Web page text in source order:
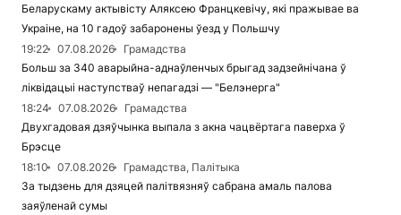
Беларускаму актывісту Аляксею Францкевічу, які пражывае ва
Украіне, на 10 гадоў забаронены ўезд у Польшчу
19:22
07.08.2026
Грамадства
Больш за 340 аварыйна-аднаўленчых брыгад задзейнічана ў
ліквідацыі наступстваў непагадзі — "Белэнерга"
18:24
07.08.2026
Грамадства
Двухгадовая дзяўчынка выпала з акна чацвёртага паверха ў
Брэсце
18:10
07.08.2026
Грамадства, Палітыка
За тыдзень для дзяцей палітвязняў сабрана амаль палова
заяўленай сумы